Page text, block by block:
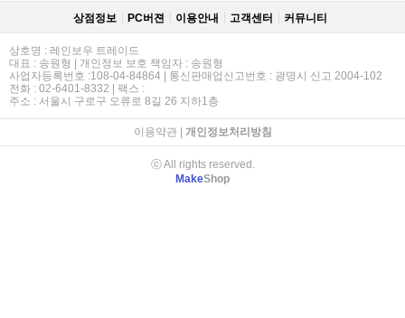
상점정보 PC버젼 이용안내 고객센터 커뮤니티
상호명 : 레인보우 트레이드
대표 : 송원형 | 개인정보 보호 책임자 : 송원형
사업자등록번호 :108-04-84864 | 통신판매업신고번호 : 광명시 신고 2004-102
전화 : 02-6401-8332 | 팩스 :
주소 : 서울시 구로구 오류로 8길 26 지하1층
이용약관| 개인정보처리방침
ⓒ All rights reserved.
MakeShop